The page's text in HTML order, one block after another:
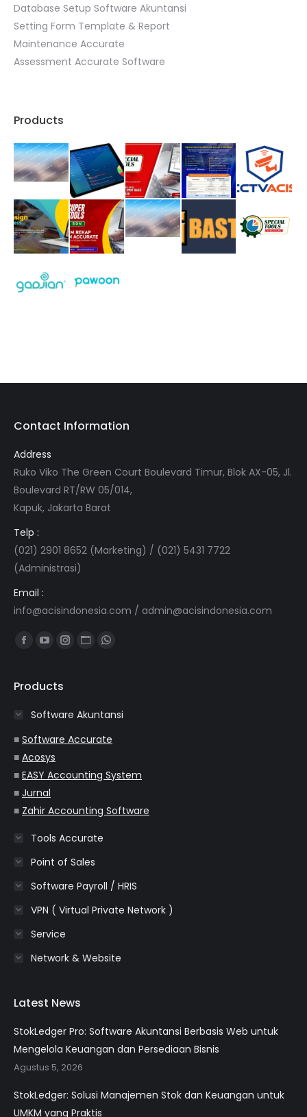
Database Setup Software Akuntansi
Setting Form Template & Report
Maintenance Accurate
Assessment Accurate Software
Products
Contact Information
Address
Ruko Viko The Green Court Boulevard Timur, Blok AX-05, Jl.
Boulevard RT/RW 05/014,
Kapuk, Jakarta Barat
Telp :
(021) 2901 8652 (Marketing) / (021) 5431 7722
(Administrasi)
Email :
info@acisindonesia.com / admin@acisindonesia.com
Find us on:
Facebook
opens
new
window
YouTube
opens
new
window
Instagram
new
window
Website
new
window
Whatsapp
new
window
Products
Software Akuntansi
■ Software Accurate
■ Acosys
■ EASY Accounting System
■ Jurnal
■ Zahir Accounting Software
Tools Accurate
Point of Sales
Software Payroll / HRIS
VPN ( Virtual Private Network )
Service
Network & Website
Latest News
StokLedger Pro: Software Akuntansi Berbasis Web untuk
Mengelola Keuangan dan Persediaan Bisnis
Agustus 5, 2026
StokLedger: Solusi Manajemen Stok dan Keuangan untuk
UMKM yang Praktis